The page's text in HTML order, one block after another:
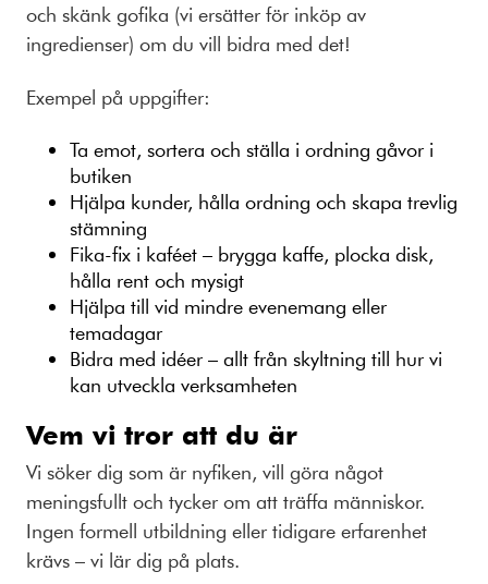
och skänk gofika (vi ersätter för inköp av
ingredienser) om du vill bidra med det!
Exempel på uppgifter:
Ta emot, sortera och ställa i ordning gåvor i
butiken
Hjälpa kunder, hålla ordning och skapa trevlig
stämning
Fika-fix i kaféet – brygga kaffe, plocka disk,
hålla rent och mysigt
Hjälpa till vid mindre evenemang eller
temadagar
Bidra med idéer – allt från skyltning till hur vi
kan utveckla verksamheten
Vem vi tror att du är
Vi söker dig som är nyfiken, vill göra något
meningsfullt och tycker om att träffa människor.
Ingen formell utbildning eller tidigare erfarenhet
krävs – vi lär dig på plats.